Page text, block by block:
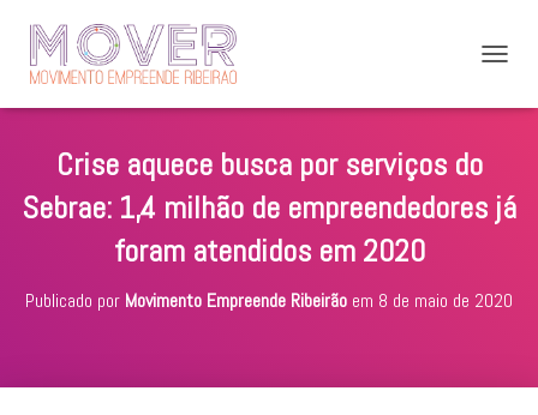
V
Ç
Crise aquece busca por serviços do
Sebrae: 1,4 milhão de empreendedores já
foram atendidos em 2020
Publicado por Movimento Empreende Ribeirão em 8 de maio de 2020